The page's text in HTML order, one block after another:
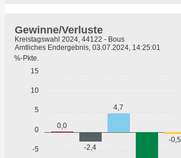
-5
0
5
10
15
%-Pkte.
0,0
-2,4
4,7
-0,5
Gewinne/Verluste
Kreistagswahl 2024, 44122 - Bous
Amtliches Endergebnis, 03.07.2024, 14:25:01